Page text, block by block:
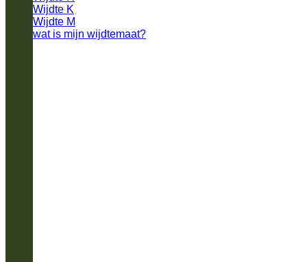
Wijdte K
Wijdte M
wat is mijn wijdtemaat?